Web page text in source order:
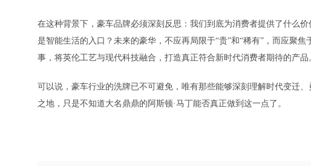
在这种背景下，豪车品牌必须深刻反思：我们到底为消费者提供了什么
是智能生活的入口？未来的豪华，不应再局限于“贵”和“稀有”，而应聚焦
事，将英伦工艺与现代科技融合，打造真正符合新时代消费者期待的产品
可以说，豪车行业的洗牌已不可避免，唯有那些能够深刻理解时代变迁
之地，只是不知道大名鼎鼎的阿斯顿·马丁能否真正做到这一点了。